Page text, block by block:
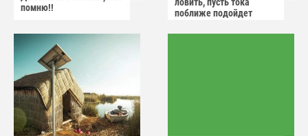
помню!!
ловить, пусть тока
поближе подойдет